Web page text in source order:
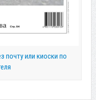
почту или киоски по